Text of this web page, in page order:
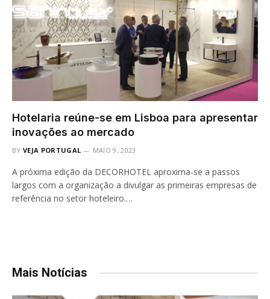
Hotelaria reúne-se em Lisboa para apresentar
inovações ao mercado
BY VEJA PORTUGAL MAIO 9, 2023
A próxima edição da DECORHOTEL aproxima-se a passos
largos com a organização a divulgar as primeiras empresas de
referência no setor hoteleiro.…
Mais Notícias